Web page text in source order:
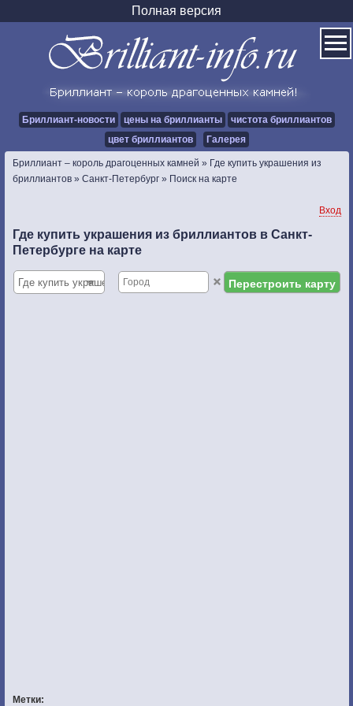
Полная версия
Бриллиант-новости цены на бриллианты
чистота бриллиантов
цвет бриллиантов
Галерея
Бриллиант – король драгоценных камней » Где купить украшения из
бриллиантов » Санкт-Петербург » Поиск на карте
Вход
Где купить украшения из бриллиантов в Санкт-
Петербурге на карте
Метки: